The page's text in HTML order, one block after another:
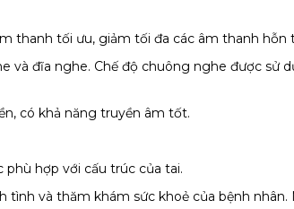
thanh tối ưu, giảm tối đa các âm thanh hỗn
đĩa nghe. Chế độ chuông nghe được sử
có khả năng truyền âm tốt.
hợp với cấu trúc của tai.
và thăm khám sức khoẻ của bệnh